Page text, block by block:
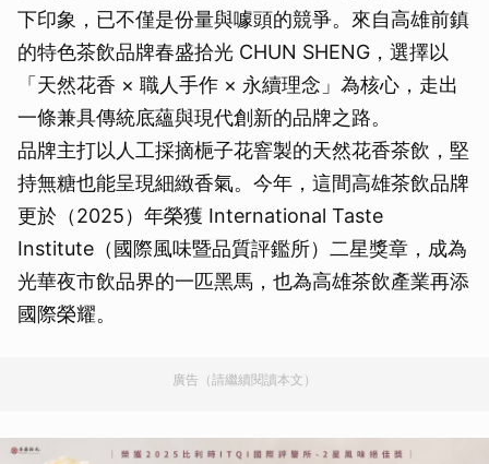
下印象，已不僅是份量與噱頭的競爭。來自高雄前鎮
的特色茶飲品牌春盛拾光 CHUN SHENG，選擇以
「天然花香 × 職人手作 × 永續理念」為核心，走出
一條兼具傳統底蘊與現代創新的品牌之路。
品牌主打以人工採摘梔子花窨製的天然花香茶飲，堅
持無糖也能呈現細緻香氣。今年，這間高雄茶飲品牌
更於（2025）年榮獲 International Taste
Institute（國際風味暨品質評鑑所）二星獎章，成為
光華夜市飲品界的一匹黑馬，也為高雄茶飲產業再添
國際榮耀。
廣告（請繼續閱讀本文）